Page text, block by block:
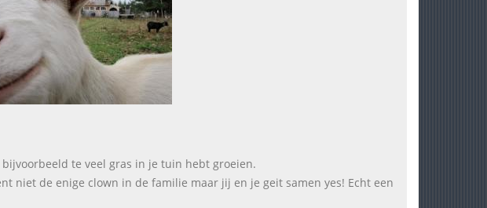
te veel gras in je tuin hebt groeien.
niet de enige clown in de familie maar jij en je geit samen yes! Echt een